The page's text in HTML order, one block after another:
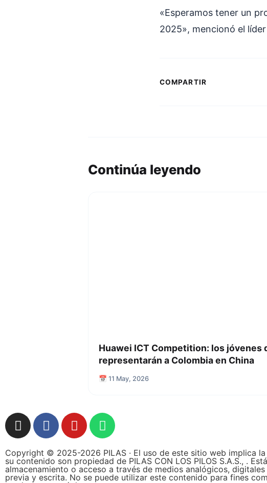
«Esperamos tener un
2025», mencionó el
COMPARTIR
Continúa leyendo
Huawei ICT Competition: los jóvenes
representarán a Colombia en China
📅 11 May, 2026
Copyright © 2025-2026 PILAS · El uso de este sitio web implica
su contenido son propiedad de PILAS CON LOS PILOS S.A.S., .
almacenamiento o acceso a través de medios analógicos,
previa y escrita. No se puede utilizar este contenido para fines